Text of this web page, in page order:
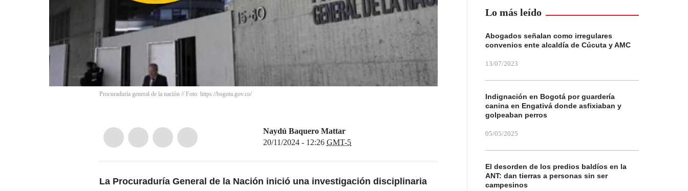
Procuraduría general de la nación // Foto: https://bogota.gov.co/
Naydú Baquero Mattar
20/11/2024 - 12:26 GMT-5
La Procuraduría General de la Nación inició una investigación disciplinaria
Lo más leído
Abogados señalan como irregulares
convenios ente alcaldía de Cúcuta y AMC
13/07/2023
Indignación en Bogotá por guardería
canina en Engativá donde asfixiaban y
golpeaban perros
05/05/2025
El desorden de los predios baldíos en la
ANT: dan tierras a personas sin ser
campesinos